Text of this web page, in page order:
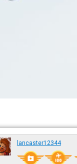
lancaster12344